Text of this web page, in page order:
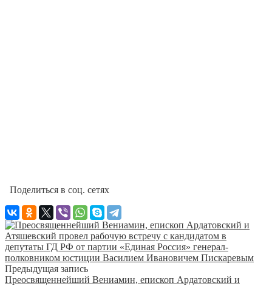
Поделиться в соц. сетях
Предыдущая запись
Преосвященнейший Вениамин, епископ Ардатовский и